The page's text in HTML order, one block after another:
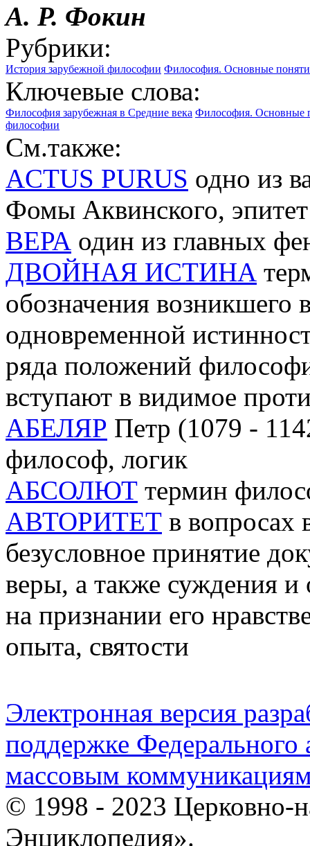
А. Р. Фокин
Рубрики:
История зарубежной философии Философия. Основные
Ключевые слова:
Философия зарубежная в Средние века Философия. Основные
философии
См.также:
ACTUS PURUS одно из
Фомы Аквинского,
ВЕРА один из главных
ДВОЙНАЯ ИСТИНА
обозначения возникшего
одновременной
ряда положений
вступают в видимое
АБЕЛЯР Петр (1079 -
философ, логик
АБСОЛЮТ термин
АВТОРИТЕТ в вопросах
безусловное принятие
веры, а также суждения и
на признании его
опыта, святости
Электронная версия
поддержке Федерального
массовым
© 1998 - 2023 Церковно-
Энциклопедия».